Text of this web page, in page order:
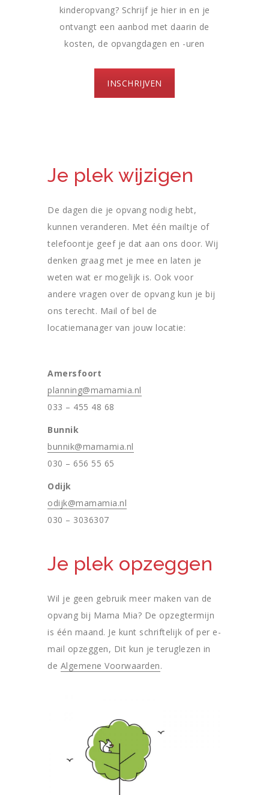
kinderopvang? Schrijf je hier in en je
ontvangt een aanbod met daarin de
kosten, de opvangdagen en -uren
INSCHRIJVEN
Je plek wijzigen
De dagen die je opvang nodig hebt,
kunnen veranderen. Met één mailtje of
telefoontje geef je dat aan ons door. Wij
denken graag met je mee en laten je
weten wat er mogelijk is. Ook voor
andere vragen over de opvang kun je bij
ons terecht. Mail of bel de
locatiemanager van jouw locatie:
Amersfoort
planning@mamamia.nl
033 – 455 48 68
Bunnik
bunnik@mamamia.nl
030 – 656 55 65
Odijk
odijk@mamamia.nl
030 – 3036307
Je plek opzeggen
Wil je geen gebruik meer maken van de
opvang bij Mama Mia? De opzegtermijn
is één maand. Je kunt schriftelijk of per e-
mail opzeggen, Dit kun je teruglezen in
de Algemene Voorwaarden.